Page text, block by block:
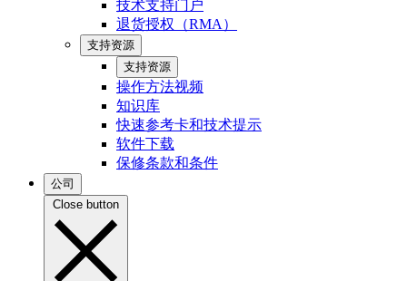
技术支持门户
退货授权（RMA）
支持资源
支持资源
操作方法视频
知识库
快速参考卡和技术提示
软件下载
保修条款和条件
公司
Close button